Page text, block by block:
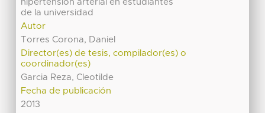
hipertensión arterial en estudiantes
de la universidad
Autor
Torres Corona, Daniel
Director(es) de tesis, compilador(es) o
coordinador(es)
Garcia Reza, Cleotilde
Fecha de publicación
2013